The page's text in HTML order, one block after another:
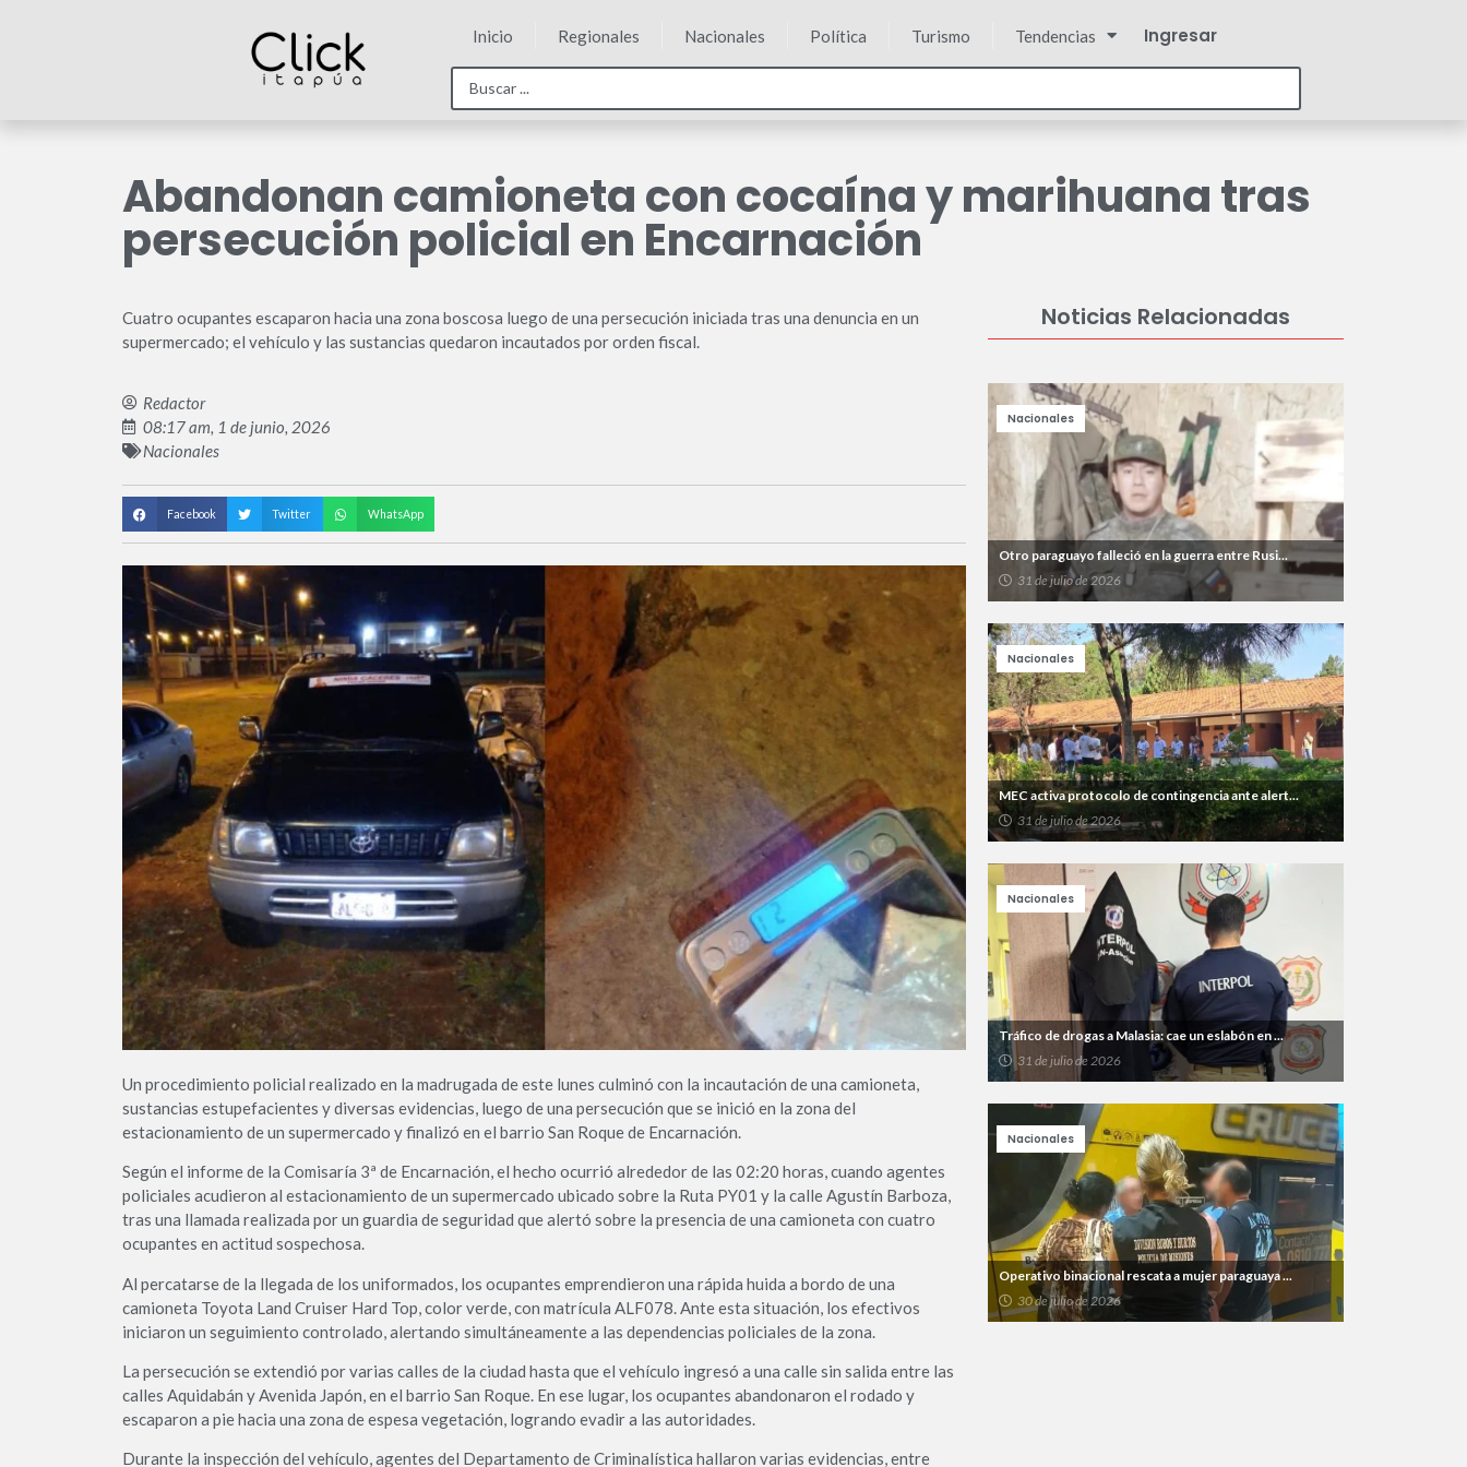
Inicio Regionales Nacionales Política Turismo Tendencias Ingresar
Abandonan camioneta con cocaína y marihuana tras
persecución policial en Encarnación
Cuatro ocupantes escaparon hacia una zona boscosa luego de una persecución iniciada tras una denuncia en un
supermercado; el vehículo y las sustancias quedaron incautados por orden fiscal.
Redactor
08:17 am, 1 de junio, 2026
Nacionales
Facebook Twitter WhatsApp
Un procedimiento policial realizado en la madrugada de este lunes culminó con la incautación de una camioneta,
sustancias estupefacientes y diversas evidencias, luego de una persecución que se inició en la zona del
estacionamiento de un supermercado y finalizó en el barrio San Roque de Encarnación.
Según el informe de la Comisaría 3ª de Encarnación, el hecho ocurrió alrededor de las 02:20 horas, cuando agentes
policiales acudieron al estacionamiento de un supermercado ubicado sobre la Ruta PY01 y la calle Agustín Barboza,
tras una llamada realizada por un guardia de seguridad que alertó sobre la presencia de una camioneta con cuatro
ocupantes en actitud sospechosa.
Al percatarse de la llegada de los uniformados, los ocupantes emprendieron una rápida huida a bordo de una
camioneta Toyota Land Cruiser Hard Top, color verde, con matrícula ALF078. Ante esta situación, los efectivos
iniciaron un seguimiento controlado, alertando simultáneamente a las dependencias policiales de la zona.
La persecución se extendió por varias calles de la ciudad hasta que el vehículo ingresó a una calle sin salida entre las
calles Aquidabán y Avenida Japón, en el barrio San Roque. En ese lugar, los ocupantes abandonaron el rodado y
escaparon a pie hacia una zona de espesa vegetación, logrando evadir a las autoridades.
Durante la inspección del vehículo, agentes del Departamento de Criminalística hallaron varias evidencias, entre
Noticias Relacionadas
Otro paraguayo falleció en la guerra entre Rusi...
31 de julio de 2026
Nacionales
MEC activa protocolo de contingencia ante alert...
31 de julio de 2026
Nacionales
Tráfico de drogas a Malasia: cae un eslabón en ...
31 de julio de 2026
Nacionales
Operativo binacional rescata a mujer paraguaya ...
30 de julio de 2026
Nacionales